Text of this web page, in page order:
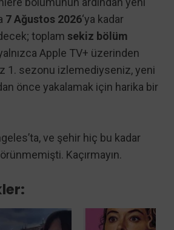
7 Ağustos 2026‘ya kadar
toplam sekiz bölüm
Apple TV+ üzerinden
1. sezonu izlemediyseniz, yeni
önce yakalamak için harika bir
ve şehir hiç bu kadar
Kaçırmayın.